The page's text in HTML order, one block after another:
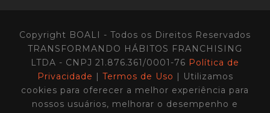
Copyright BOALI - Todos os Direitos Reservados
TRANSFORMANDO HÁBITOS FRANCHISING
LTDA - CNPJ 21.876.361/0001-76 Política de
Privacidade | Termos de Uso | Utilizamos
cookies para oferecer a melhor experiência para
nossos usuários, melhorar o desempenho e